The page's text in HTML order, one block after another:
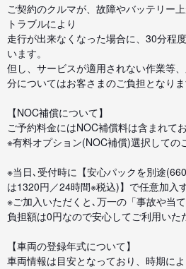
ご契約のクルマが、故障やバッテリー
トラブルにより
走行が出来なくなった場合に、30分程
います。
但し、サービスが適用されない作業等
分についてはお客さまのご負担となりま
【NOC補償について】
ご予約料金にはNOC補償料は含まれてお
※有料オプション(NOC補償)選択しての
※当日､受付時に【安心パックを別途
は1320円／24時間※税込)】で任意加入
※ご加入いただくと､万一の「事故や当
負担額は0円なので安心してご利用いた
【車両の登録年式について】
車両情報は目安となっており、時期に